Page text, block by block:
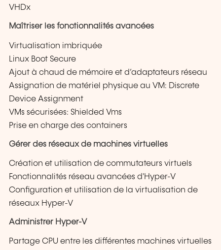
VHDx
Maîtriser les fonctionnalités avancées
Virtualisation imbriquée
Linux Boot Secure
Ajout à chaud de mémoire et d’adaptateurs réseau
Assignation de matériel physique au VM: Discrete
Device Assignment
VMs sécurisées: Shielded Vms
Prise en charge des containers
Gérer des réseaux de machines virtuelles
Création et utilisation de commutateurs virtuels
Fonctionnalités réseau avancées d'Hyper-V
Configuration et utilisation de la virtualisation de
réseaux Hyper-V
Administrer Hyper-V
Partage CPU entre les différentes machines virtuelles